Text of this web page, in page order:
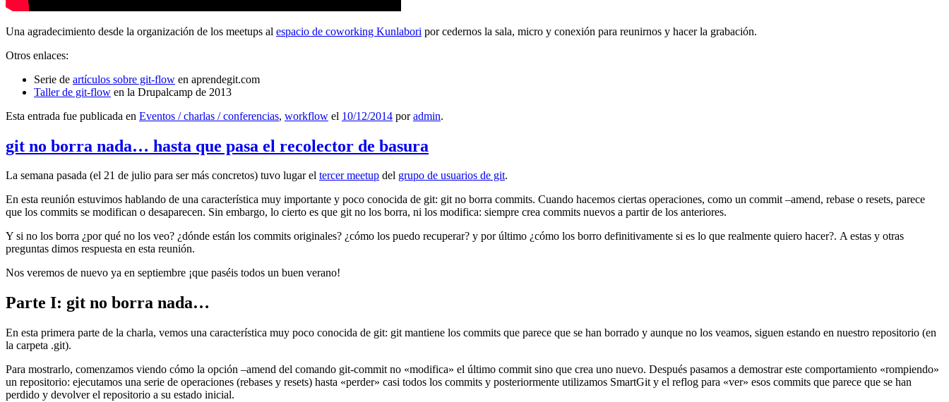
Una agradecimiento desde la organización de los meetups al espacio de coworking Kunlabori por cedernos la sala, micro y conexión para reunirnos y hacer la grabación.
Otros enlaces:
Serie de artículos sobre git-flow en aprendegit.com
Taller de git-flow en la Drupalcamp de 2013
Esta entrada fue publicada en Eventos / charlas / conferencias, workflow el 10/12/2014 poradmin.
git no borra nada… hasta que pasa el recolector de basura
La semana pasada (el 21 de julio para ser más concretos) tuvo lugar el tercer meetup del grupo de usuarios de git.
En esta reunión estuvimos hablando de una característica muy importante y poco conocida de git: git no borra commits. Cuando hacemos ciertas operaciones, como un commit –amend, rebase o resets, parece
que los commits se modifican o desaparecen. Sin embargo, lo cierto es que git no los borra, ni los modifica: siempre crea commits nuevos a partir de los anteriores.
Y si no los borra ¿por qué no los veo? ¿dónde están los commits originales? ¿cómo los puedo recuperar? y por último ¿cómo los borro definitivamente si es lo que realmente quiero hacer?. A estas y otras
preguntas dimos respuesta en esta reunión.
Nos veremos de nuevo ya en septiembre ¡que paséis todos un buen verano!
Parte I: git no borra nada…
En esta primera parte de la charla, vemos una característica muy poco conocida de git: git mantiene los commits que parece que se han borrado y aunque no los veamos, siguen estando en nuestro repositorio (en
la carpeta .git).
Para mostrarlo, comenzamos viendo cómo la opción –amend del comando git-commit no «modifica» el último commit sino que crea uno nuevo. Después pasamos a demostrar este comportamiento «rompiendo»
un repositorio: ejecutamos una serie de operaciones (rebases y resets) hasta «perder» casi todos los commits y posteriormente utilizamos SmartGit y el reflog para «ver» esos commits que parece que se han
perdido y devolver el repositorio a su estado inicial.